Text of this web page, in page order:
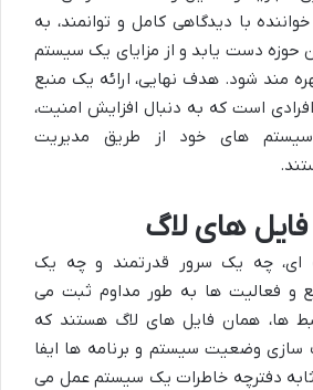
با دیدگاهی کامل و توانمند، به
حوزه دست یابد و از مزایای یک سیستم
مند شود. هدف نهایی، ارائه یک منبع
افرادی است که به دنبال افزایش امنیت،
سیستم های خود از طریق مدیریت
های لاگ
ای، چه یک سرور قدرتمند و چه یک
و فعالیت ها به طور مداوم ثبت می
ها، همان فایل های لاگ هستند که
وضعیت سیستم و برنامه ها ایفا
دفترچه خاطرات یک سیستم عمل می